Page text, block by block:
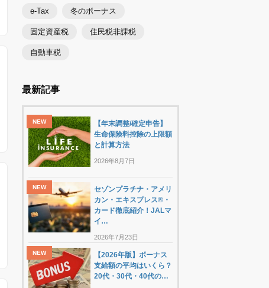
e-Tax 冬のボーナス
固定資産税 住民税非課税
自動車税
最新記事
【年末調整/確定申告】
生命保険料控除の上限額
と計算方法
2026年8月7日
セゾンプラチナ・アメリ
カン・エキスプレス®・
カード徹底紹介！JALマ
イ…
2026年7月23日
【2026年版】ボーナス
支給額の平均はいくら？
20代・30代・40代の…